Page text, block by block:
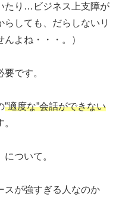
たり…ビジネス上支障が
しても、だらしないリ
よね・・・。）
です。
”適度な”会話ができない
ついて。
スが強すぎる人なのか